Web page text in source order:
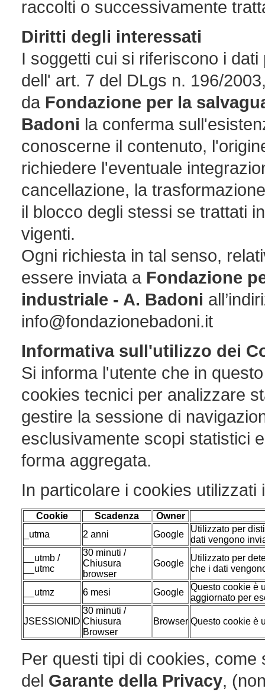
raccolti o successivamente
Diritti degli interessati
I soggetti cui si riferiscono i
dell' art. 7 del DLgs n. 196/
da Fondazione per la
Badoni la conferma
conoscerne il contenuto,
richiedere l'eventuale
cancellazione, la
il blocco degli stessi se trattati
vigenti.
Ogni richiesta in tal senso,
essere inviata aFondazione
industriale - A. Badoni
info@fondazionebadoni.it
Informativa sull'utilizzo dei
Si informa l'utente che in
cookies tecnici per analizzare
gestire la sessione di
esclusivamente scopi statistici
forma aggregata.
In particolare i cookies utilizzati
Cookie Scadenza
Owner
_utma
2 anni Google
Utilizzato per
dati vengono
__utmb /
__utmc
30 minuti /
Chiusura
browser
Google
Utilizzato per
che i dati
__utmz 6 mesi Google
Questo cookie è
aggiornato per
JSESSIONID
30 minuti /
Chiusura
Browser
Browser Questo cookie è
Per questi tipi di cookies,
del Garante della Privacy,